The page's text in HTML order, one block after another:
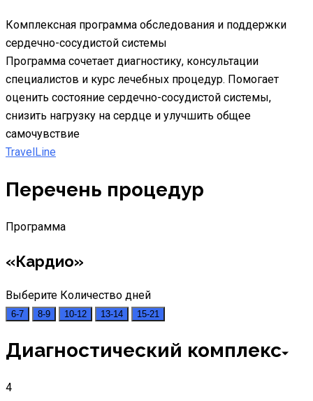
Комплексная программа обследования и поддержки
сердечно-сосудистой системы
Программа сочетает диагностику, консультации
специалистов и курс лечебных процедур. Помогает
оценить состояние сердечно-сосудистой системы,
снизить нагрузку на сердце и улучшить общее
самочувствие
TravelLine
Перечень процедур
Программа
«Кардио»
Выберите Количество дней
6-7 8-9 10-12 13-14 15-21
Диагностический комплекс
4